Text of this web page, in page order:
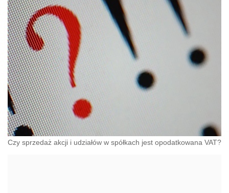
Czy sprzedaż akcji i udziałów w spółkach jest opodatkowana VAT?